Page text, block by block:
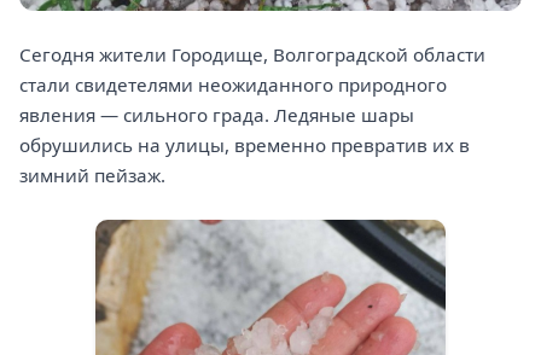
Сегодня жители Городище, Волгоградской области
стали свидетелями неожиданного природного
явления — сильного града. Ледяные шары
обрушились на улицы, временно превратив их в
зимний пейзаж.